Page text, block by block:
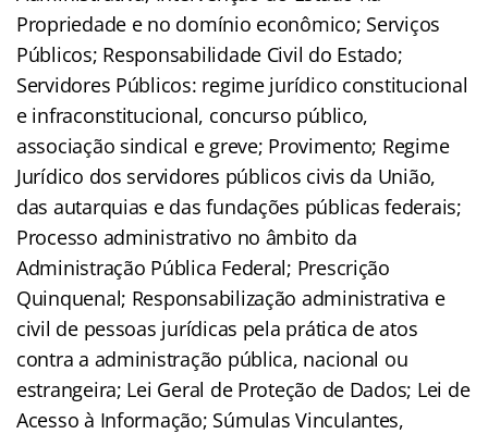
Propriedade e no domínio econômico; Serviços
Públicos; Responsabilidade Civil do Estado;
Servidores Públicos: regime jurídico constitucional
e infraconstitucional, concurso público,
associação sindical e greve; Provimento; Regime
Jurídico dos servidores públicos civis da União,
das autarquias e das fundações públicas federais;
Processo administrativo no âmbito da
Administração Pública Federal; Prescrição
Quinquenal; Responsabilização administrativa e
civil de pessoas jurídicas pela prática de atos
contra a administração pública, nacional ou
estrangeira; Lei Geral de Proteção de Dados; Lei de
Acesso à Informação; Súmulas Vinculantes,